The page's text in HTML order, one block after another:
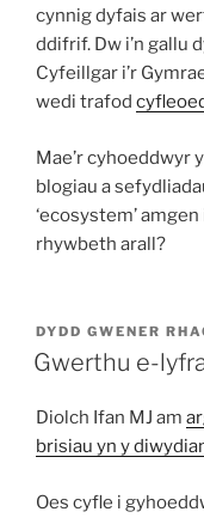
cynnig dyfais ar
ddifrif. Dw i’n gallu
Cyfeillgar i’r
wedi trafod
Mae’r cyhoeddwyr
blogiau a
‘ecosystem’
rhywbeth arall?
COFNODWYD
AR
DYDD GWENER
Gwerthu e-
Diolch Ifan MJ am
brisiau yn y
Oes cyfle i